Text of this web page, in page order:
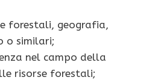
forestali, geografia,
o similari;
nel campo della
risorse forestali;